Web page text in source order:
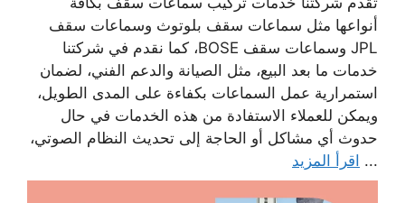
أنواعها مثل سماعات سقف بلوتوث وسماعات سقف
JPL وسماعات سقف BOSE، كما نقدم في شركتنا
خدمات ما بعد البيع، مثل الصيانة والدعم الفني، لضمان
استمرارية عمل السماعات بكفاءة على المدى الطويل،
ويمكن للعملاء الاستفادة من هذه الخدمات في حال
حدوث أي مشاكل أو الحاجة إلى تحديث النظام الصوتي،
... اقرأ المزيد